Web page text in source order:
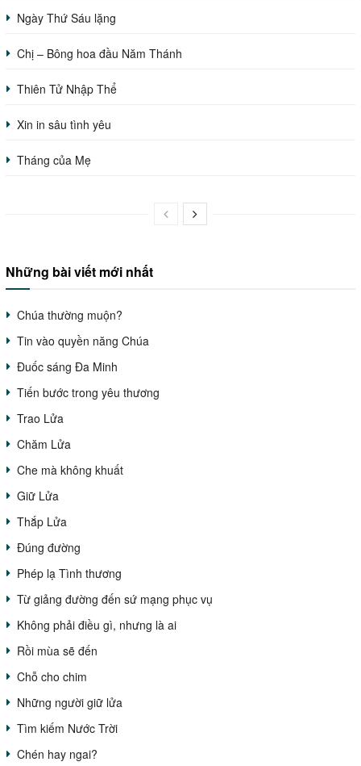
Ngày Thứ Sáu lặng
Chị – Bông hoa đầu Năm Thánh
Thiên Tử Nhập Thể
Xin in sâu tình yêu
Tháng của Mẹ
Những bài viết mới nhất
Chúa thường muộn?
Tin vào quyền năng Chúa
Đuốc sáng Đa Minh
Tiến bước trong yêu thương
Trao Lửa
Chăm Lửa
Che mà không khuất
Giữ Lửa
Thắp Lửa
Đúng đường
Phép lạ Tình thương
Từ giảng đường đến sứ mạng phục vụ
Không phải điều gì, nhưng là ai
Rồi mùa sẽ đến
Chỗ cho chim
Những người giữ lửa
Tìm kiếm Nước Trời
Chén hay ngai?